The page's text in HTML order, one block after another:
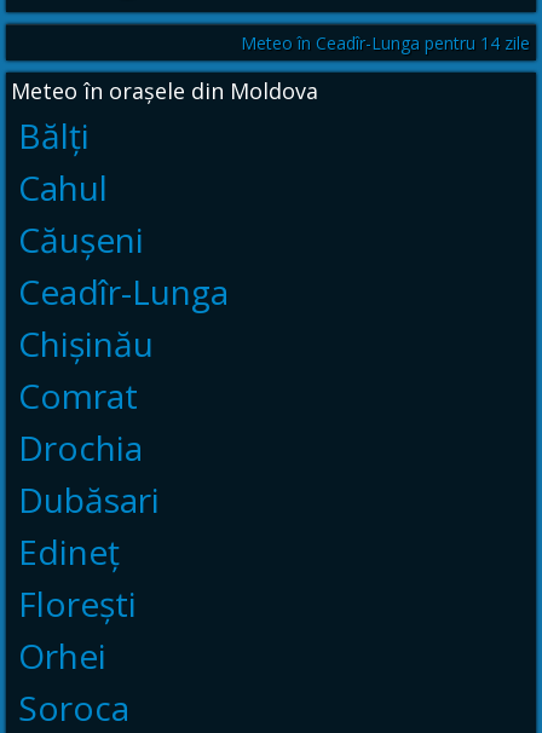
Meteo în Ceadîr-Lunga pentru 14 zile
Meteo în orașele din Moldova
Bălți
Cahul
Căușeni
Ceadîr-Lunga
Chișinău
Comrat
Drochia
Dubăsari
Edineț
Florești
Orhei
Soroca